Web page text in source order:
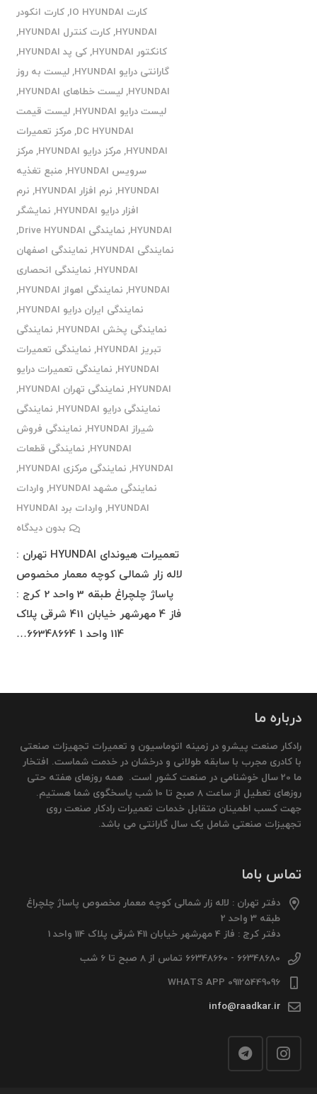
کارت IO HYUNDAI
,کارت انکودر
HYUNDAI
,کارت کنترل HYUNDAI
,
کانکتور HYUNDAI
,کی پد HYUNDAI
,
گارانتی درایو HYUNDAI
,لیست به روز
HYUNDAI
,لیست خطاهای HYUNDAI
,
لیست درایو HYUNDAI
,لیست قیمت
DC HYUNDAI
,مرکز تعمیرات
HYUNDAI
,مرکز درایو HYUNDAI ,مرکز
سرویس HYUNDAI
,منبع تغذیه
HYUNDAI
, نرم افزار HYUNDAI , نرم
افزار درایو HYUNDAI
, نمایشگر
HYUNDAI
, نمایندگی Drive HYUNDAI
,
نمایندگی HYUNDAI
, نمایندگی اصفهان
HYUNDAI
, نمایندگی انحصاری
HYUNDAI
, نمایندگی اهواز HYUNDAI
,
نمایندگی ایران درایو HYUNDAI
,
نمایندگی پخش HYUNDAI
, نمایندگی
تبریز HYUNDAI
, نمایندگی تعمیرات
HYUNDAI
, نمایندگی تعمیرات درایو
HYUNDAI
, نمایندگی تهران HYUNDAI
,
نمایندگی درایو HYUNDAI
, نمایندگی
شیراز HYUNDAI
, نمایندگی فروش
HYUNDAI
, نمایندگی قطعات
HYUNDAI
, نمایندگی مرکزی HYUNDAI
,
نمایندگی مشهد HYUNDAI
, واردات
HYUNDAI
, واردات برد HYUNDAI
بدون دیدگاه
تعمیرات هیوندای HYUNDAI تهران :
لاله زار شمالی کوچه معمار مخصوص
پاساژ چلچراغ طبقه 3 واحد 2 کرج :
فاز 4 مهرشهر خیابان 411 شرقی پلاک
114 واحد 1 66348664…
درباره ما
رادکار صنعت پیشرو در زمینه اتوماسیون و تعمیرات تجهیزات صنعتی
با کادری مجرب با سابقه طولانی و درخشان در خدمت شماست. افتخار
ما 20 سال خوشنامی در صنعت کشور است. همه روزهای هفته حتی
روزهای تعطیل از ساعت 8 صبح تا 10 شب پاسخگوی شما هستیم.
جهت کسب اطمینان متقابل خدمات تعمیرات رادکار صنعت روی
تجهیزات صنعتی شامل یک سال گارانتی می باشد.
تماس باما
دفتر تهران : لاله زار شمالی کوچه معمار مخصوص پاساژ چلچراغ
طبقه 3 واحد 2
دفتر کرج : فاز 4 مهرشهر خیابان 411 شرقی پلاک 114 واحد 1
66348680 - 66348660 تماس از 8 صبح تا 6 شب
09125449096 WHATS APP
info@raadkar.ir